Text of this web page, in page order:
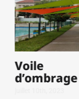
Voile
d’ombrage